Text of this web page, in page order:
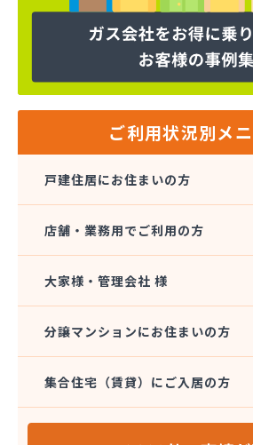
株式会社コープエナジー 足利営
株式会社コボリ・ガス
株式会社サイサン 宇都宮営業所
株式会社サイサン 今市営業所
株式会社サイサン 湯西川営業所
株式会社サイサン 物流管理
株式会社スガマタ
株式会社スミスケ
株式会社ミツウロコ 宇都宮オー
株式会社ミツウロコ 宇都宮西部
株式会社ミツウロコ 栃木支店
株式会社ミツウロコ 那須店
株式会社ミヤプロ
ご利用状況別メ
戸建住居にお住まいの方
店舗・業務用でご利用の方
大家様・管理会社 様
分譲マンションにお住まいの方
集合住宅（賃貸）にご入居の方